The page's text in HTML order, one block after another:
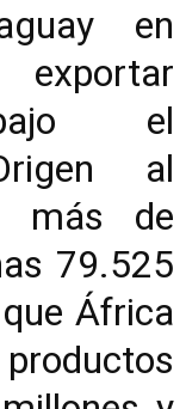
en
el
al
más de
79.525
África